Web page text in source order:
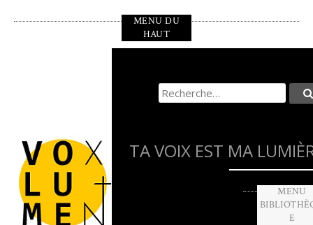
MENU DU
HAUT
Recherche
pour
TA VOIX EST MA
MENU
E